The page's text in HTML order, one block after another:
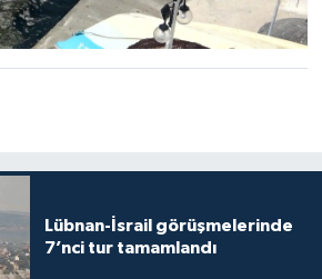
Lübnan-İsrail görüşmelerinde
7’nci tur tamamlandı